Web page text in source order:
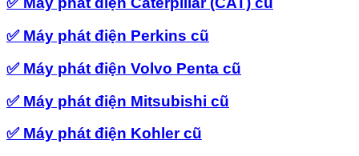
✅Máy phát điện Perkins cũ
✅Máy phát điện Volvo Penta cũ
✅Máy phát điện Mitsubishi cũ
✅Máy phát điện Kohler cũ